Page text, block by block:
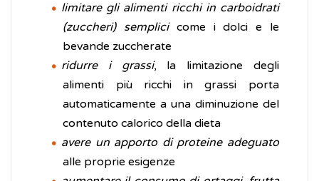
limitare gli alimenti ricchi in carboidrati
(zuccheri) semplicicome i dolci e le
bevande zuccherate
ridurre i grassi, la limitazione degli
alimenti più ricchi in grassi porta
automaticamente a una diminuzione del
contenuto calorico della dieta
avere un apporto di proteine adeguato
alle proprie esigenze